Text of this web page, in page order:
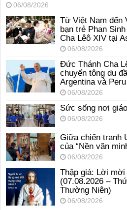
06/08/2026
Từ Việt Nam đến
bạn trẻ Phan
Cha Lêô XIV tại
06/08/2026
Đức Thánh Cha
chuyến tông du
Argentina và
06/08/2026
Sức sống nơi
06/08/2026
Giữa chiến tranh
của “Nền văn
06/08/2026
Thập giá: Lời
(07.08.2026 –
Thường Niên)
06/08/2026